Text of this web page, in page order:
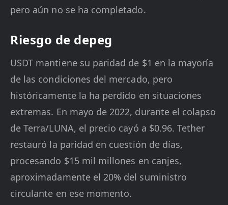
pero aún no se ha completado.
Riesgo de depeg
USDT mantiene su paridad de $1 en la mayoría
de las condiciones del mercado, pero
históricamente la ha perdido en situaciones
extremas. En mayo de 2022, durante el colapso
de Terra/LUNA, el precio cayó a $0.96. Tether
restauró la paridad en cuestión de días,
procesando $15 mil millones en canjes,
aproximadamente el 20% del suministro
circulante en ese momento.